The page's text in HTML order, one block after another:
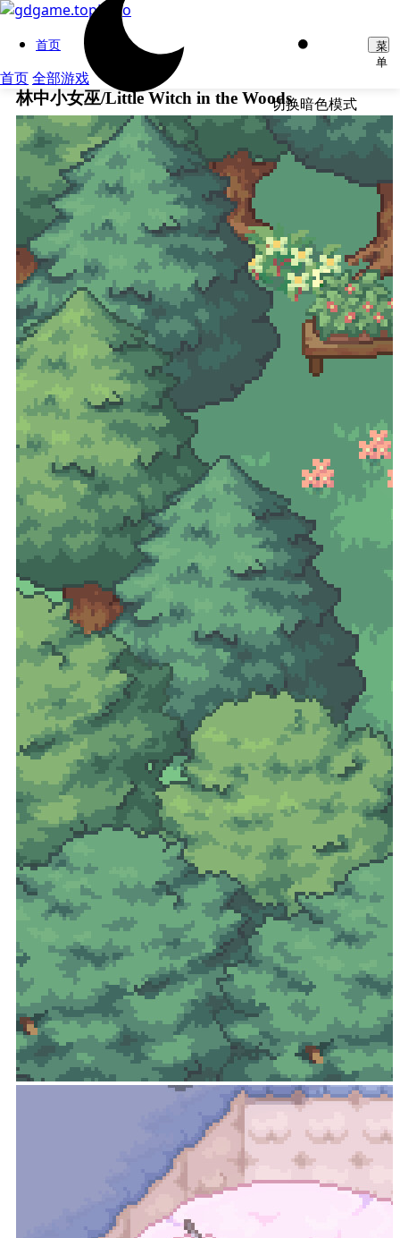
首页
首页全部游戏
切换暗色模式
菜
单
林中小女巫/Little Witch in the Woods